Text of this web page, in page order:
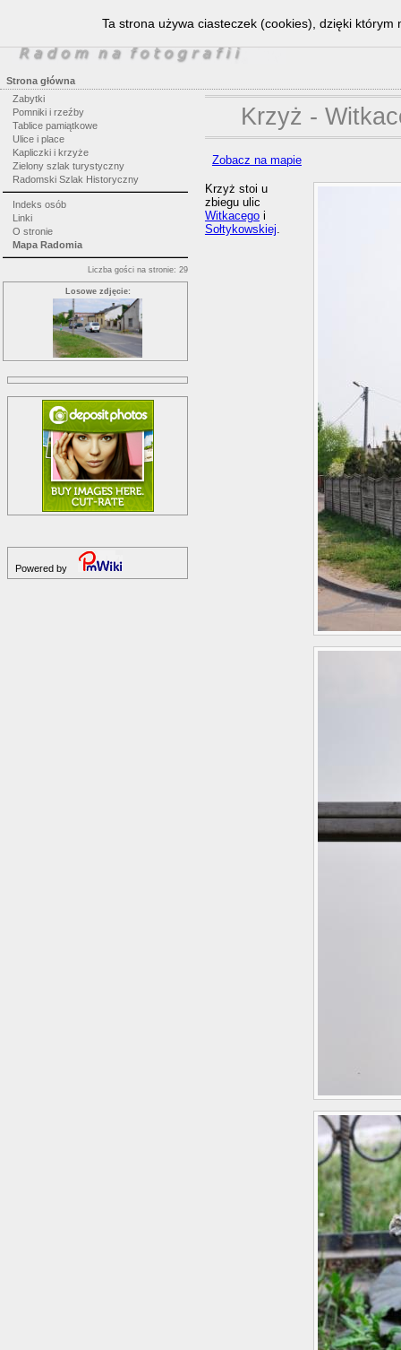
Strona główna
Zabytki
Pomniki i rzeźby
Tablice pamiątkowe
Ulice i place
Kapliczki i krzyże
Zielony szlak turystyczny
Radomski Szlak Historyczny
Indeks osób
Linki
O stronie
Mapa Radomia
Liczba gości na stronie: 29
Losowe zdjęcie:
Powered by
Krzyż -
Zobacz na mapie
Krzyż stoi u
zbiegu ulic
Witkacegoi
Sołtykowskiej.
Ta strona używa ciasteczek (cookies), dzięki którym